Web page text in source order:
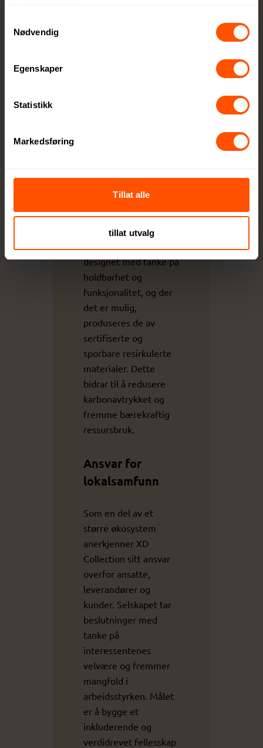
Nødvendig
Egenskaper
Statistikk
Markedsføring
Tillat alle
tillat utvalg
gaveopplevelser
samtidig som de tar
hensyn til miljøet.
designet med tanke på
holdbarhet og
funksjonalitet, og der
det er mulig,
produseres de av
sertifiserte og
sporbare resirkulerte
materialer. Dette
bidrar til å redusere
karbonavtrykket og
fremme bærekraftig
ressursbruk.
Ansvar for
lokalsamfunn
Som en del av et
større økosystem
anerkjenner XD
Collection sitt ansvar
overfor ansatte,
leverandører og
kunder. Selskapet tar
beslutninger med
tanke på
interessentenes
velvære og fremmer
mangfold i
arbeidsstyrken. Målet
er å bygge et
inkluderende og
verdidrevet fellesskap